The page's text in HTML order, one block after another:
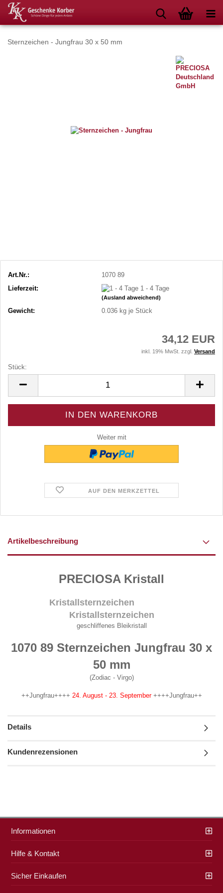
Sternzeichen - Jungfrau 30 x 50 mm
Art.Nr.:
1070 89
Lieferzeit:
1 - 4 Tage
(Ausland abweichend)
Gewicht: 0.036 kg je Stück
34,12 EUR
inkl. 19% MwSt. zzgl. Versand
Stück:
Weiter mit
AUF DEN MERKZETTEL
Artikelbeschreibung
PRECIOSA Kristall
Kristallsternzeichen
Kristallsternzeichen
geschliffenes Bleikristall
1070 89 Sternzeichen Jungfrau 30 x
50 mm
(Zodiac - Virgo)
++Jungfrau++++ 24. August - 23. September++++Jungfrau++
Details
Kundenrezensionen
Informationen
Hilfe & Kontakt
Sicher Einkaufen